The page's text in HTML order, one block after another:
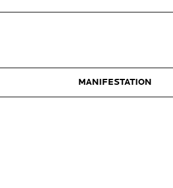
MANIFESTATION